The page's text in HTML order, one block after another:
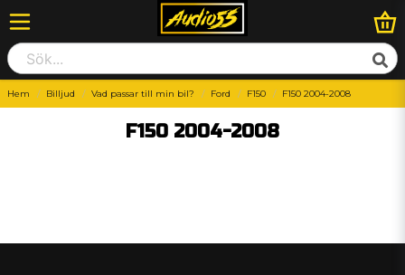
Hem Billjud Vad passar till min bil? Ford F150 F150 2004-2008
F150 2004-2008